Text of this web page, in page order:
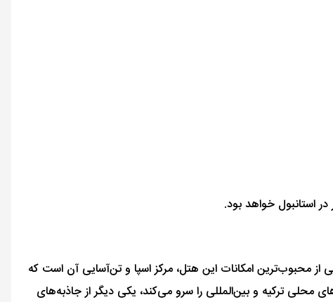
استانبول خواهد بود.
از محبوب‌ترین امکانات این هتل، مرکز اسپا و تن‌آسایی آن است که
محلی ترکیه و بین‌المللی را سرو می‌کند، یکی دیگر از جاذبه‌های